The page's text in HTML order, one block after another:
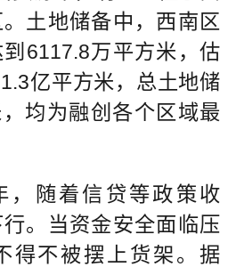
土地储备中，西南区
6117.8万平方米，估
亿平方米，总土地储
均为融创各个区域最
，随着信贷等政策收
。当资金安全面临压
得不被摆上货架。据